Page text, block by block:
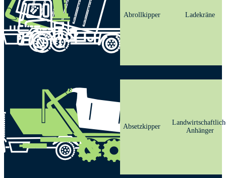
Abrollkipper Ladekräne
Absetzkipper
Anhänger